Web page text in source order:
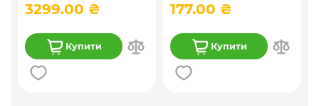
3299.00 ₴
Купити
177.00 ₴
Купити